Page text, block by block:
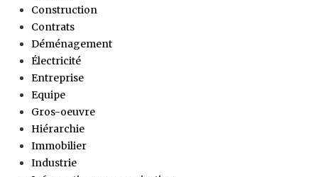
Construction
Contrats
Déménagement
Électricité
Entreprise
Equipe
Gros-oeuvre
Hiérarchie
Immobilier
Industrie